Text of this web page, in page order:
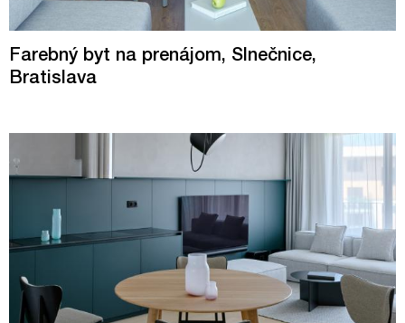
Farebný byt na prenájom, Slnečnice,
Bratislava